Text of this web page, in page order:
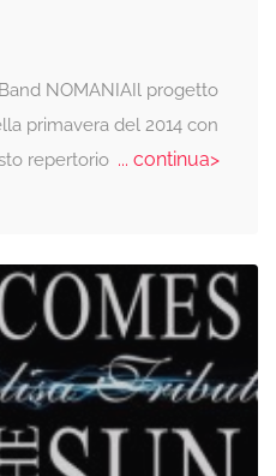
NOMANIAIl progetto
primavera del 2014 con
repertorio... continua>